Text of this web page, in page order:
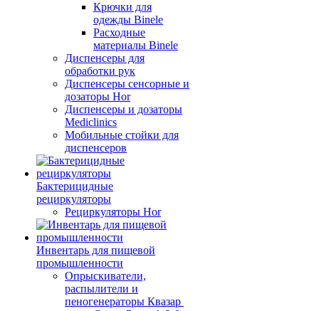
Крючки для
одежды Binele
Расходные
материалы Binele
Диспенсеры для
обработки рук
Диспенсеры сенсорные и
дозаторы Hor
Диспенсеры и дозаторы
Mediclinics
Мобильные стойки для
диспенсеров
Бактерицидные
рециркуляторы
Рециркуляторы Hor
Инвентарь для пищевой
промышленности
Опрыскиватели,
распылители и
пеногенераторы Квазар